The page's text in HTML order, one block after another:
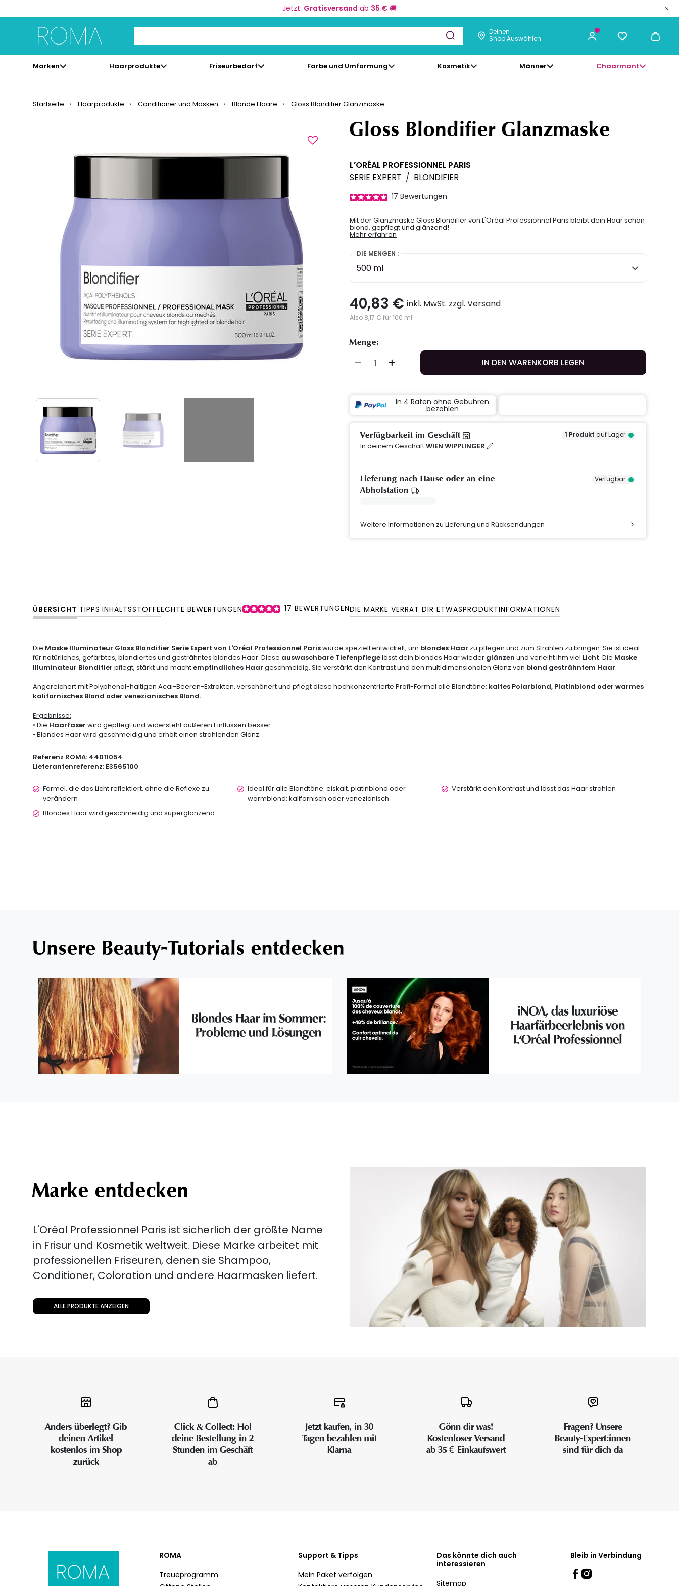
Jetzt: Gratisversand ab 35 € 🚚
Deinen
Shop Auswählen
Marken Haarprodukte Friseurbedarf Farbe und Umformung Kosmetik Männer Chaarmant
40,83 €ICH KAUFE
Startseite Haarprodukte Conditioner und Masken Blonde Haare Gloss Blondifier Glanzmaske
Gloss Blondifier Glanzmaske
L’ORÉAL PROFESSIONNEL PARIS
SERIE EXPERT / BLONDIFIER
17 Bewertungen
Mit der Glanzmaske Gloss Blondifier von L'Oréal Professionnel Paris bleibt dein Haar schön
blond, gepflegt und glänzend!
Mehr erfahren
DIE MENGEN :
500 ml
40,83 € inkl. MwSt. zzgl. Versand
Also 8,17 € für 100 ml
Menge:
IN DEN WARENKORB LEGEN
In 4 Raten ohne Gebühren
bezahlen
Verfügbarkeit im Geschäft 1 Produkt auf Lager
In deinem GeschäftWIEN WIPPLINGER
Lieferung nach Hause oder an eine
Abholstation
Verfügbar
Weitere Informationen zu Lieferung und Rücksendungen
ÜBERSICHT TIPPS INHALTSSTOFFEECHTE BEWERTUNGEN 17 BEWERTUNGENDIE MARKE VERRÄT DIR ETWASPRODUKTINFORMATIONEN
Die Maske Illuminateur Gloss Blondifier Serie Expert von L'Oréal Professionnel Pariswurde speziell entwickelt, um blondes Haar zu pflegen und zum Strahlen zu bringen. Sie ist ideal
für natürliches, gefärbtes, blondiertes und gesträhntes blondes Haar. Diese auswaschbare Tiefenpflegelässt dein blondes Haar wieder glänzen und verleiht ihm viel Licht. Die Maske
Illuminateur Blondifier pflegt, stärkt und machtempfindliches Haar geschmeidig. Sie verstärkt den Kontrast und den multidimensionalen Glanz von blond gesträhntem Haar.
Angereichert mit Polyphenol-haltigen Acai-Beeren-Extrakten, verschönert und pflegt diese hochkonzentrierte Profi-Formel alle Blondtöne: kaltes Polarblond, Platinblond oder warmes
kalifornisches Blond oder venezianisches Blond.
Ergebnisse:
• Die Haarfaser wird gepflegt und widersteht äußeren Einflüssen besser.
• Blondes Haar wird geschmeidig und erhält einen strahlenden Glanz.
Referenz ROMA: 44011054
Lieferantenreferenz: E3565100
Formel, die das Licht reflektiert, ohne die Reflexe zu
verändern
Ideal für alle Blondtöne: eiskalt, platinblond oder
warmblond: kalifornisch oder venezianisch
Verstärkt den Kontrast und lässt das Haar strahlen
Blondes Haar wird geschmeidig und superglänzend
Unsere Beauty-Tutorials entdecken
Blondes Haar im Sommer:
Probleme und Lösungen
iNOA, das luxuriöse
Haarfärbeerlebnis von
L'Oréal Professionnel
Marke entdecken
L'Oréal Professionnel Paris ist sicherlich der größte Name
in Frisur und Kosmetik weltweit. Diese Marke arbeitet mit
professionellen Friseuren, denen sie Shampoo,
Conditioner, Coloration und andere Haarmasken liefert.
ALLE PRODUKTE ANZEIGEN
Anders überlegt? Gib
deinen Artikel
kostenlos im Shop
zurück
Click & Collect: Hol
deine Bestellung in 2
Stunden im Geschäft
ab
Jetzt kaufen, in 30
Tagen bezahlen mit
Klarna
Gönn dir was!
Kostenloser Versand
ab 35 € Einkaufswert
Fragen? Unsere
Beauty-Expert:innen
sind für dich da
ROMA
Treueprogramm
Support & Tipps
Mein Paket verfolgen
Das könnte dich auch
interessieren
Sitemap
Bleib in Verbindung